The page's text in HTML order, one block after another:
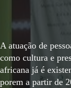
A atuação de
como cultura e
africana já é
porem a partir de